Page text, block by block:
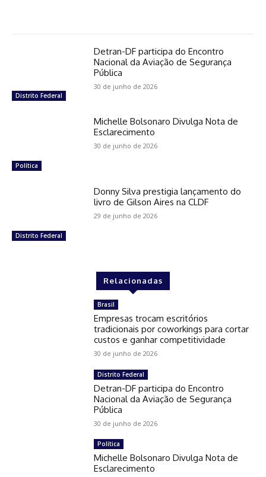
Distrito Federal
Detran-DF participa do Encontro
Nacional da Aviação de Segurança
Pública
30 de junho de 2026
Política
Michelle Bolsonaro Divulga Nota de
Esclarecimento
30 de junho de 2026
Distrito Federal
Donny Silva prestigia lançamento do
livro de Gilson Aires na CLDF
29 de junho de 2026
Relacionadas
Brasil
Empresas trocam escritórios
tradicionais por coworkings para cortar
custos e ganhar competitividade
30 de junho de 2026
Distrito Federal
Detran-DF participa do Encontro
Nacional da Aviação de Segurança
Pública
30 de junho de 2026
Política
Michelle Bolsonaro Divulga Nota de
Esclarecimento